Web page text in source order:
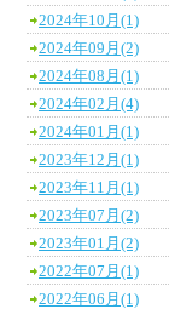
2024年10月(1)
2024年09月(2)
2024年08月(1)
2024年02月(4)
2024年01月(1)
2023年12月(1)
2023年11月(1)
2023年07月(2)
2023年01月(2)
2022年07月(1)
2022年06月(1)